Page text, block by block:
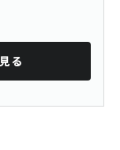
る